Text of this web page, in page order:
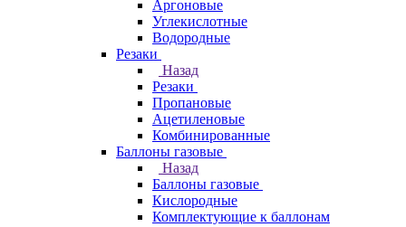
Аргоновые
Углекислотные
Водородные
Резаки
Назад
Резаки
Пропановые
Ацетиленовые
Комбинированные
Баллоны газовые
Назад
Баллоны газовые
Кислородные
Комплектующие к баллонам